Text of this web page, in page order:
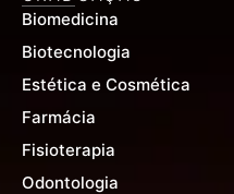
Biomedicina
Biotecnologia
Estética e Cosmética
Farmácia
Fisioterapia
Odontologia